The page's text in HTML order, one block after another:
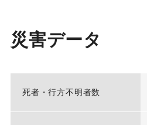
災害データ
死者・行方不明者数